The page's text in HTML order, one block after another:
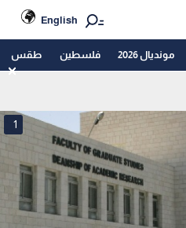
English
مونديال 2026 فلسطين طقس
1